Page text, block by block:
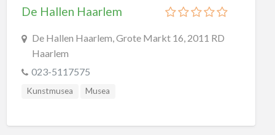
De Hallen Haarlem
De Hallen Haarlem, Grote Markt 16, 2011 RD
Haarlem
023-5117575
Kunstmusea Musea